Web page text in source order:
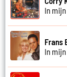
In
Frans
In